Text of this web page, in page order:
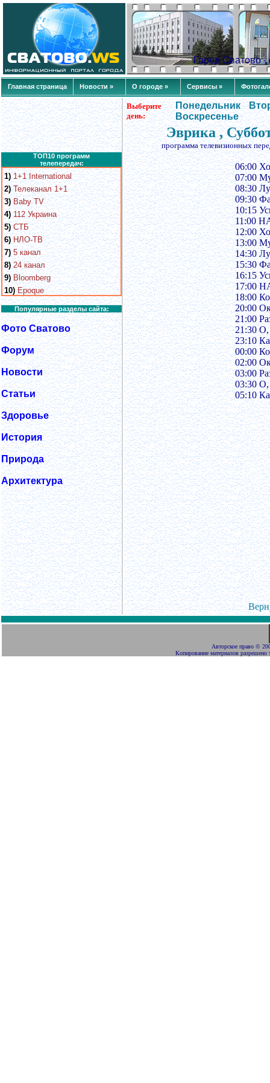
Город Сватово
Главная страница Новости » О городе » Сервисы »
ТОП10 программ
телепередач:
1) 1+1 International
2) Телеканал 1+1
3) Baby TV
4) 112 Украина
5) СТБ
6) НЛО-ТВ
7) 5 канал
8) 24 канал
9) Bloomberg
10) Epoque
Популярные разделы сайта:
Фото Сватово
Форум
Новости
Статьи
Здоровье
История
Природа
Архитектура
Выберите
день:
Понедельник
Воскресенье
Эврика ,
программа телевизионных
06:00
07:00
08:30
09:30
10:15
11:00
12:00
13:00
14:30
15:30
16:15
17:00
18:00
20:00
21:00
21:30 О,
23:10
00:00
02:00
03:00
03:30 О,
05:10
Авторское право ©
Копирование материалов